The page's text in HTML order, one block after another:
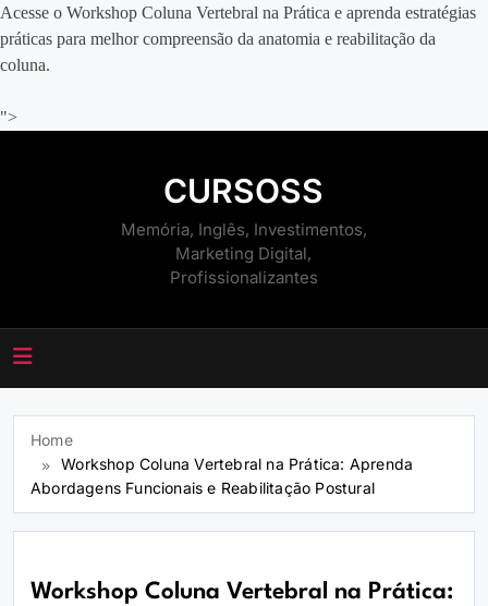
Acesse o Workshop Coluna Vertebral na Prática e aprenda estratégias
práticas para melhor compreensão da anatomia e reabilitação da
coluna.
">
CURSOSS
Memória, Inglês, Investimentos,
Marketing Digital,
Profissionalizantes
Home
Workshop Coluna Vertebral na Prática: Aprenda
Abordagens Funcionais e Reabilitação Postural
Workshop Coluna Vertebral na Prática: